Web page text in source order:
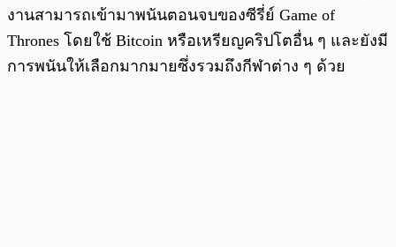
งานสามารถเข้ามาพนันตอนจบของซีรี่ย์ Game of
Thrones โดยใช้ Bitcoin หรือเหรียญคริปโตอื่น ๆ และยังมี
การพนันให้เลือกมากมายซึ่งรวมถึงกีฬาต่าง ๆ ด้วย